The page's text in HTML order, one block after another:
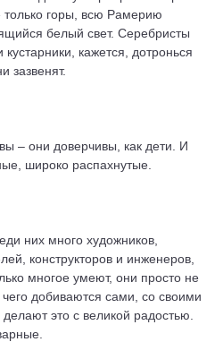
горы, всю Рамерию
белый свет. Серебристы
кажется, дотронься
зазвенят.
– они доверчивы, как дети. И
широко распахнутые.
них много художников,
конструкторов и инженеров,
многое умеют, они просто не
добиваются сами, со своими
это с великой радостью.